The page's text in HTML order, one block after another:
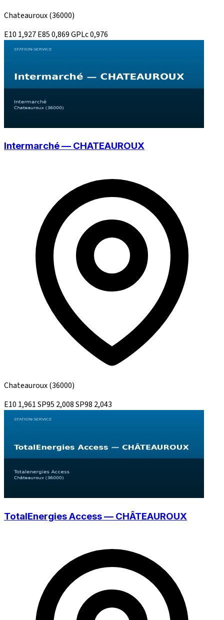
Chateauroux(36000)
E10 1,927E850,869GPLc0,976
Intermarché — CHATEAUROUX
Chateauroux(36000)
E10 1,961SP95 2,008SP98 2,043
TotalEnergies Access — CHÂTEAUROUX